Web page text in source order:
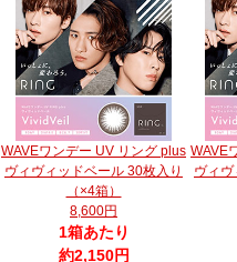
WAVEワンデー UV リング plus
ヴィヴィッドベール 30枚入り
（×4箱）
8,600円
1箱あたり
約2,150円
WAVE
ヴィヴ